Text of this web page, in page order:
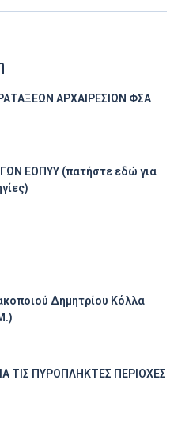
ΑΡΧΑΙΡΕΣΙΩΝ ΦΣΑ
ΕΟΠΥΥ (πατήστε εδώ για
Δημητρίου Κόλλα
ΤΙΣ ΠΥΡΟΠΛΗΚΤΕΣ ΠΕΡΙΟΧΕΣ